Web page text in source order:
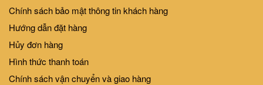
197.000₫ 219.000₫
Đầu Tiên Về Các Loài Động Vật
151.000₫
10%
Chính sách bảo mật thông tin khách hàng
Hướng dẫn đặt hàng
Hủy đơn hàng
Hình thức thanh toán
Chính sách vận chuyển và giao hàng